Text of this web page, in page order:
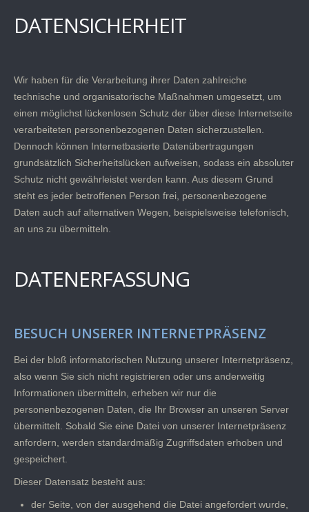
DATENSICHERHEIT
Wir haben für die Verarbeitung ihrer Daten zahlreiche
technische und organisatorische Maßnahmen umgesetzt, um
einen möglichst lückenlosen Schutz der über diese Internetseite
verarbeiteten personenbezogenen Daten sicherzustellen.
Dennoch können Internetbasierte Datenübertragungen
grundsätzlich Sicherheitslücken aufweisen, sodass ein absoluter
Schutz nicht gewährleistet werden kann. Aus diesem Grund
steht es jeder betroffenen Person frei, personenbezogene
Daten auch auf alternativen Wegen, beispielsweise telefonisch,
an uns zu übermitteln.
DATENERFASSUNG
BESUCH UNSERER INTERNETPRÄSENZ
Bei der bloß informatorischen Nutzung unserer Internetpräsenz,
also wenn Sie sich nicht registrieren oder uns anderweitig
Informationen übermitteln, erheben wir nur die
personenbezogenen Daten, die Ihr Browser an unseren Server
übermittelt. Sobald Sie eine Datei von unserer Internetpräsenz
anfordern, werden standardmäßig Zugriffsdaten erhoben und
gespeichert.
Dieser Datensatz besteht aus:
der Seite, von der ausgehend die Datei angefordert wurde,